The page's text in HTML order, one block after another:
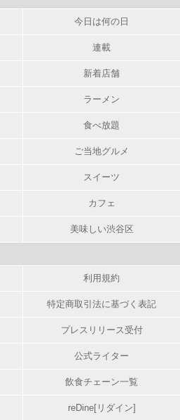
今日は何の日
連載
新着店舗
ラーメン
食べ放題
ご当地グルメ
スイーツ
カフェ
美味しい渋谷区
利用規約
特定商取引法に基づく表記
プレスリリース受付
公式ライター
飲食チェーン一覧
reDine[リダイン]